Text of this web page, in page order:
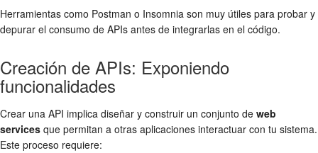
Herramientas como Postman o Insomnia son muy útiles para probar y
depurar el consumo de APIs antes de integrarlas en el código.
Creación de APIs: Exponiendo
funcionalidades
Crear una API implica diseñar y construir un conjunto de web
services que permitan a otras aplicaciones interactuar con tu sistema.
Este proceso requiere: